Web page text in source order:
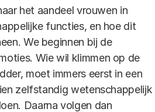
het aandeel vrouwen in
functies, en hoe dit
We beginnen bij de
Wie wil klimmen op de
moet immers eerst in een
zelfstandig wetenschappelijk
Daarna volgen dan